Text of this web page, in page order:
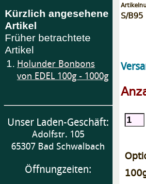
Kürzlich angesehene
Artikel
Früher betrachtete
Artikel
1. Holunder Bonbons
von EDEL 100g - 1000g
Unser Laden-Geschäft:
Adolfstr. 105
65307 Bad Schwalbach
Öffnungzeiten:
S/B95